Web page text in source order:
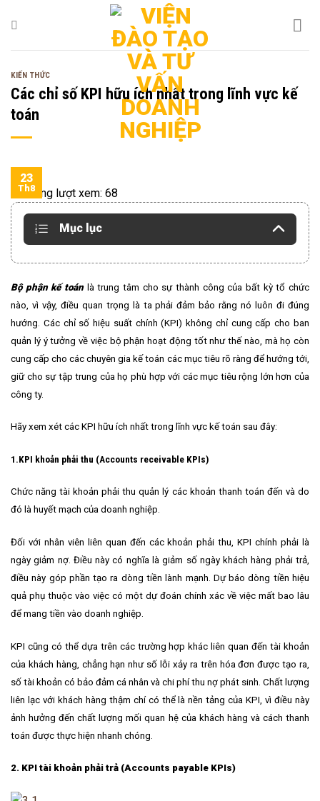
qua
KIẾN THỨC
Các chỉ số KPI hữu ích nhất trong lĩnh vực kế
toán
23
Th8Tổng lượt xem: 68
Mục lục
Bộ phận kế toánlà trung tâm cho sự thành công của bất kỳ tổ chức
nào, vì vậy, điều quan trọng là ta phải đảm bảo rằng nó luôn đi đúng
hướng. Các chỉ số hiệu suất chính (KPI) không chỉ cung cấp cho ban
quản lý ý tưởng về việc bộ phận hoạt động tốt như thế nào, mà họ còn
cung cấp cho các chuyên gia kế toán các mục tiêu rõ ràng để hướng tới,
giữ cho sự tập trung của họ phù hợp với các mục tiêu rộng lớn hơn của
công ty.
Hãy xem xét các KPI hữu ích nhất trong lĩnh vực kế toán sau đây:
1.KPI khoản phải thu (Accounts receivable KPIs)
Chức năng tài khoản phải thu quản lý các khoản thanh toán đến và do
đó là huyết mạch của doanh nghiệp.
Đối với nhân viên liên quan đến các khoản phải thu, KPI chính phải là
ngày giảm nợ. Điều này có nghĩa là giảm số ngày khách hàng phải trả,
điều này góp phần tạo ra dòng tiền lành mạnh. Dự báo dòng tiền hiệu
quả phụ thuộc vào việc có một dự đoán chính xác về việc mất bao lâu
để mang tiền vào doanh nghiệp.
KPI cũng có thể dựa trên các trường hợp khác liên quan đến tài khoản
của khách hàng, chẳng hạn như số lỗi xảy ra trên hóa đơn được tạo ra,
số tài khoản có bảo đảm cá nhân và chi phí thu nợ phát sinh. Chất lượng
liên lạc với khách hàng thậm chí có thể là nền tảng của KPI, vì điều này
ảnh hưởng đến chất lượng mối quan hệ của khách hàng và cách thanh
toán được thực hiện nhanh chóng.
2. KPI tài khoản phải trả (Accounts payable KPIs)